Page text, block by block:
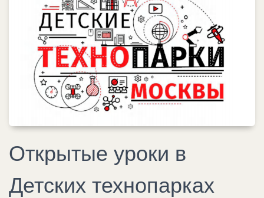
Открытые уроки в
Детских технопарках